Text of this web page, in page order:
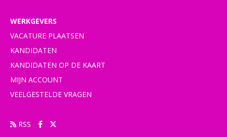
WERKGEVERS
VACATURE PLAATSEN
KANDIDATEN
KANDIDATEN OP DE KAART
MIJN ACCOUNT
VEELGESTELDE VRAGEN
RSS